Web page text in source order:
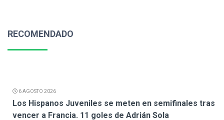
RECOMENDADO
6 AGOSTO 2026
Los Hispanos Juveniles se meten en semifinales tras
vencer a Francia. 11 goles de Adrián Sola